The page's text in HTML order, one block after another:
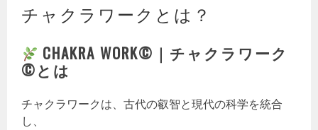
チャクラワークとは？
CHAKRA WORK©｜チャクラワーク
©とは
チャクラワークは、古代の叡智と現代の科学を統合
し、